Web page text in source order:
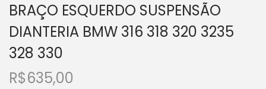
BRAÇO ESQUERDO SUSPENSÃO
DIANTERIA BMW 316 318 320 3235
328 330
R$635,00